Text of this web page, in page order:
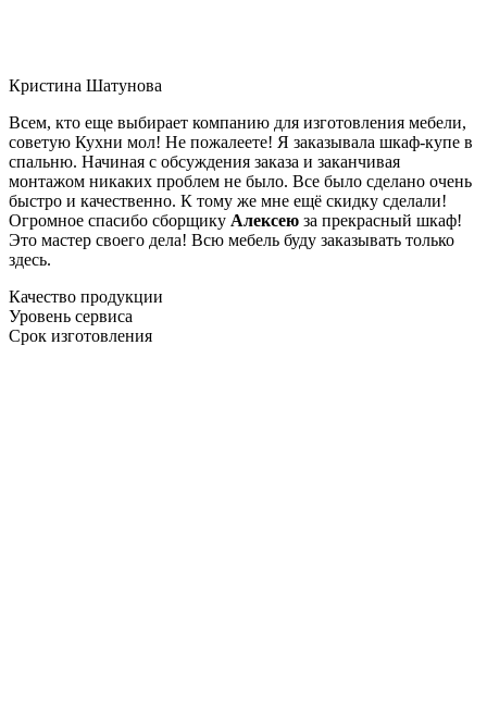
Кристина Шатунова
Всем, кто еще выбирает компанию для изготовления мебели,
советую Кухни мол! Не пожалеете! Я заказывала шкаф-купе в
спальню. Начиная с обсуждения заказа и заканчивая
монтажом никаких проблем не было. Все было сделано очень
быстро и качественно. К тому же мне ещё скидку сделали!
Огромное спасибо сборщику Алексею за прекрасный шкаф!
Это мастер своего дела! Всю мебель буду заказывать только
здесь.
Качество продукции
Уровень сервиса
Срок изготовления